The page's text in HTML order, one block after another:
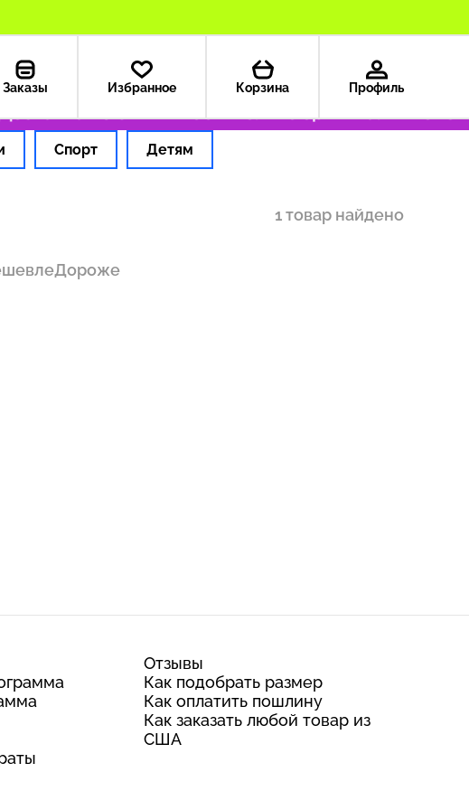
Заказы Избранное Корзина Профиль
из США — 199 ₽ Только оригинальные
Спорт Детям
1 товар найдено
Дороже
Отзывы
Как подобрать размер
Как оплатить пошлину
Как заказать любой товар из
США